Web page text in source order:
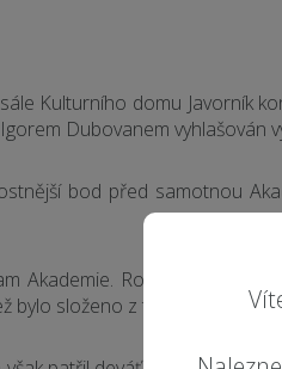
Kulturního domu Javorník
Dubovanem vyhlašován
bod před samotnou
Akademie. Role
bylo složeno z tanců,